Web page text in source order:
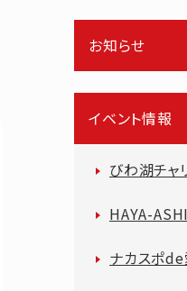
お知らせ
イベント情報
びわ湖チャ
HAYA-ASHI
ナカスポ